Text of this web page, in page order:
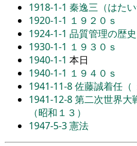
1918-1-1 秦逸三（はた
1920-1-1 １９２０ｓ
1924-1-1 品質管理の歴史
1930-1-1 １９３０ｓ
1940-1-1 本日
1940-1-1 １９４０ｓ
1941-11-8佐藤誠着任（
1941-12-8第二次世界大
（昭和１３）
1947-5-3憲法